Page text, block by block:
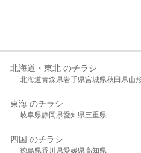
北海道・東北 のチラシ
北海道青森県岩手県宮城県秋田県山
東海 のチラシ
岐阜県静岡県愛知県三重県
四国 のチラシ
徳島県香川県愛媛県高知県